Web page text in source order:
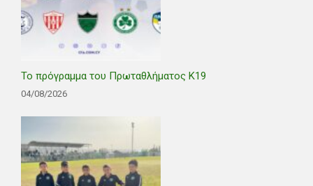
Το πρόγραμμα του Πρωταθλήματος Κ19
04/08/2026